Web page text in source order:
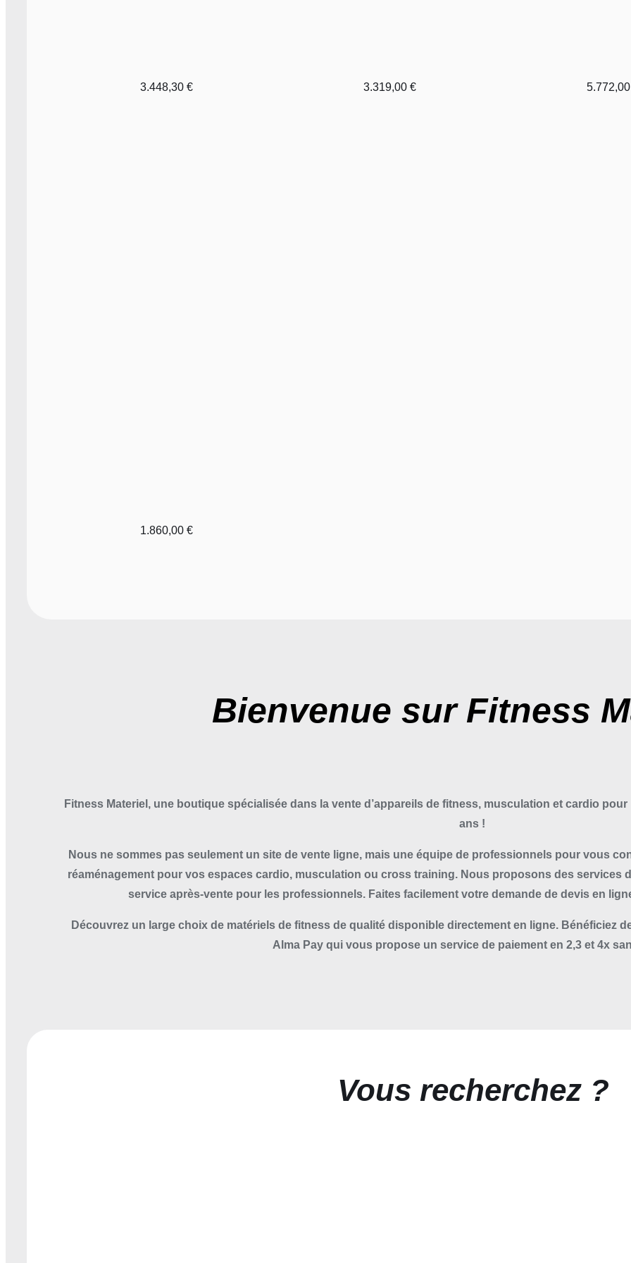
3.448,30 € 3.319,00 €
1.860,00 €
Bienvenue sur Fitness
Fitness Materiel, une boutique spécialisée dans la vente d’appareils de fitness, musculation et cardio
ans !
Nous ne sommes pas seulement un site de vente ligne, mais une équipe de professionnels pour vous
réaménagement pour vos espaces cardio, musculation ou cross training. Nous proposons des services
service après-vente pour les professionnels. Faites facilement votre demande de devis en
Découvrez un large choix de matériels de fitness de qualité disponible directement en ligne. Bénéficiez
Alma Pay qui vous propose un service de paiement en 2,3 et 4x
Vous recherchez ?